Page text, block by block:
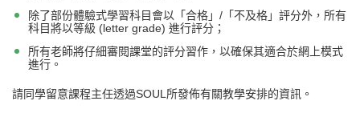
除了部份體驗式學習科目會以「合格」/「不及格」評分外，所有
科目將以等級 (letter grade) 進行評分；
所有老師將仔細審閱課堂的評分習作，以確保其適合於網上模式
進行。
請同學留意課程主任透過SOUL所發佈有關教學安排的資訊。